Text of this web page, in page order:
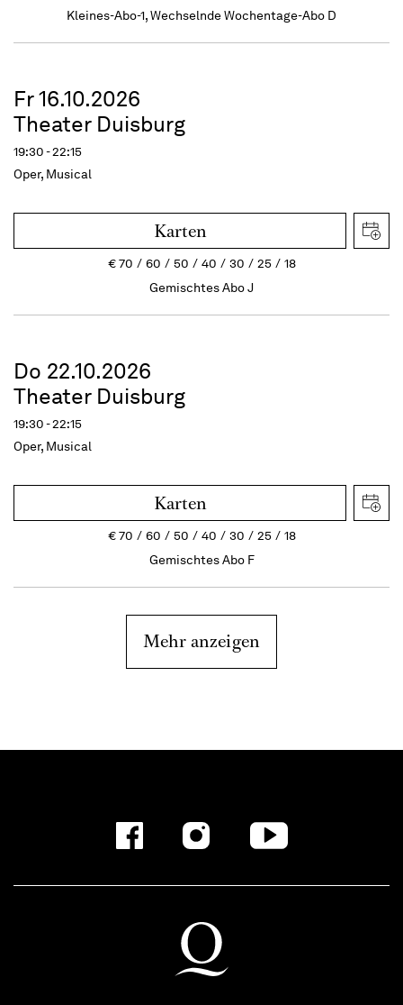
Kleines-Abo-1, Wechselnde Wochentage-Abo D
Fr 16.10.2026
Theater Duisburg
19:30 - 22:15
Oper, Musical
Karten
€70 60 50 40 30 25
18
Gemischtes Abo J
Do 22.10.2026
Theater Duisburg
19:30 - 22:15
Oper, Musical
Karten
€70 60 50 40 30 25
18
Gemischtes Abo F
Mehr anzeigen